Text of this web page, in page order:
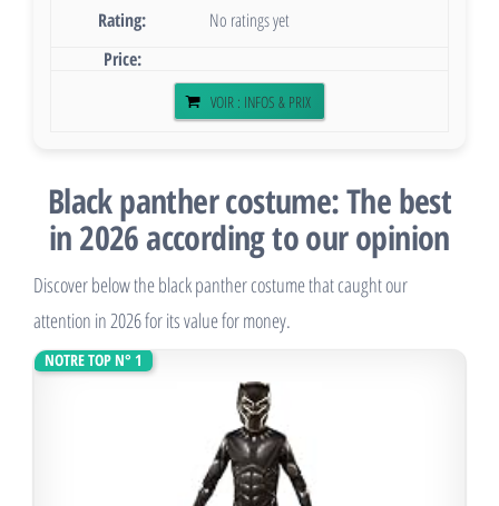
No ratings yet
VOIR : INFOS & PRIX
Black panther costume: The best
in 2026 according to our opinion
Discover below the black panther costume that caught our
attention in 2026 for its value for money.
NOTRE TOP N° 1